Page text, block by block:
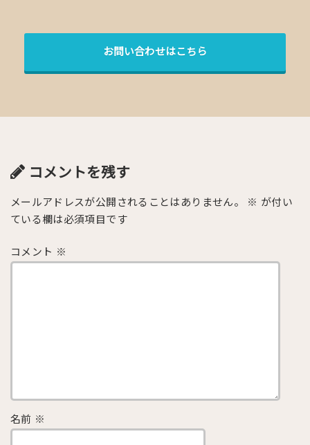
お問い合わせはこちら
コメントを残す
メールアドレスが公開されることはありません。 ※ が付い
ている欄は必須項目です
コメント ※
名前 ※